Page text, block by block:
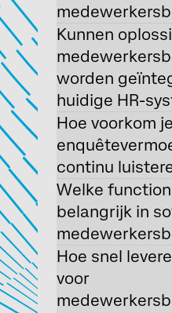
Kunnen
worden
huidige HR-
Hoe voorkom je
continu
Welke
belangrijk in
Hoe snel
voor